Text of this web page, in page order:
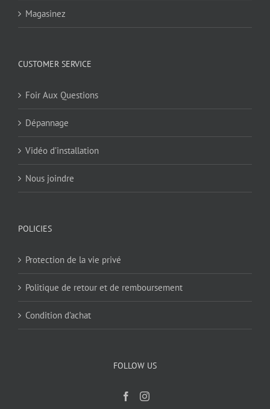
Magasinez
CUSTOMER SERVICE
Foir Aux Questions
Dépannage
Vidéo d’installation
Nous joindre
POLICIES
Protection de la vie privé
Politique de retour et de remboursement
Condition d’achat
FOLLOW US